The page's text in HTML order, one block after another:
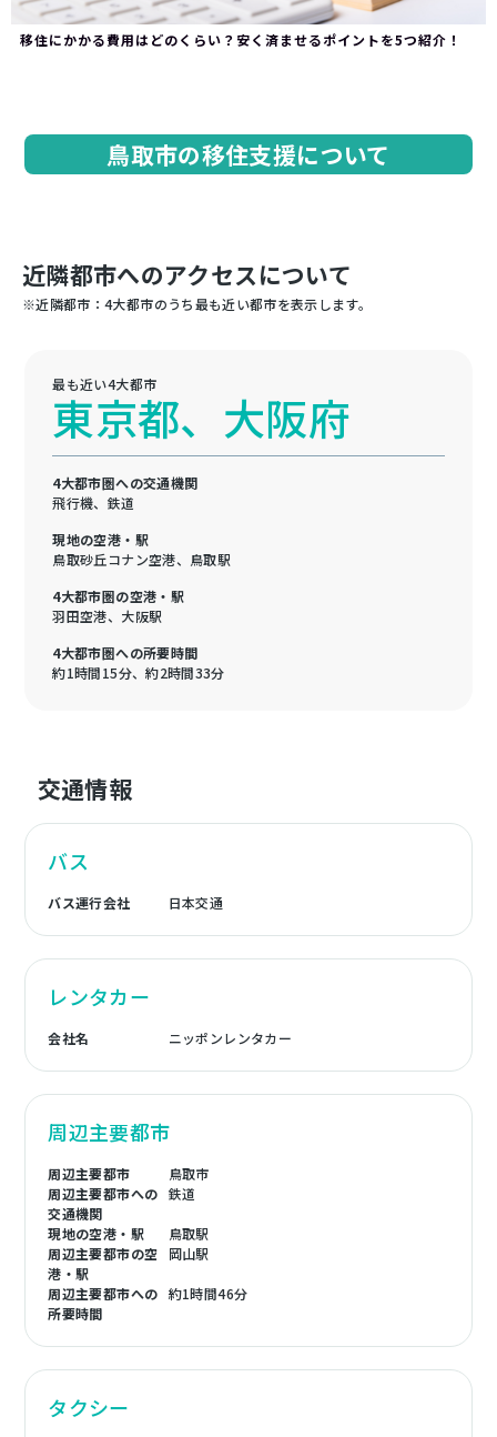
移住にかかる費用はどのくらい？安く済ませるポイントを5つ紹介！
鳥取市の移住支援について
近隣都市へのアクセスについて
※近隣都市：4大都市のうち最も近い都市を表示します。
最も近い4大都市
東京都、大阪府
4大都市圏への交通機関
飛行機、鉄道
現地の空港・駅
鳥取砂丘コナン空港、鳥取駅
4大都市圏の空港・駅
羽田空港、大阪駅
4大都市圏への所要時間
約1時間15分、約2時間33分
交通情報
バス
バス運行会社 日本交通
レンタカー
会社名 ニッポンレンタカー
周辺主要都市
周辺主要都市
鳥取市
周辺主要都市への
交通機関
鉄道
現地の空港・駅
鳥取駅
周辺主要都市の空
港・駅
岡山駅
周辺主要都市への
所要時間
約1時間46分
タクシー